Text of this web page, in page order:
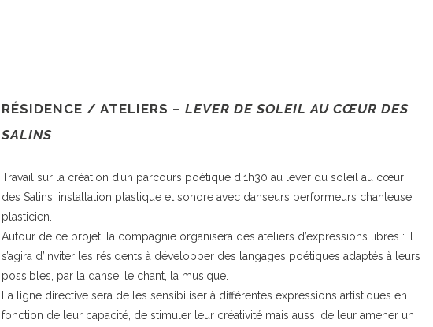
RÉSIDENCE / ATELIERS – LEVER DE SOLEIL AU CŒUR DES
SALINS
Travail sur la création d’un parcours poétique d’1h30 au lever du soleil au cœur
des Salins, installation plastique et sonore avec danseurs performeurs chanteuse
plasticien.
Autour de ce projet, la compagnie organisera des ateliers d’expressions libres : il
s’agira d’inviter les résidents à développer des langages poétiques adaptés à leurs
possibles, par la danse, le chant, la musique.
La ligne directive sera de les sensibiliser à différentes expressions artistiques en
fonction de leur capacité, de stimuler leur créativité mais aussi de leur amener un